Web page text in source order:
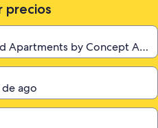
precios